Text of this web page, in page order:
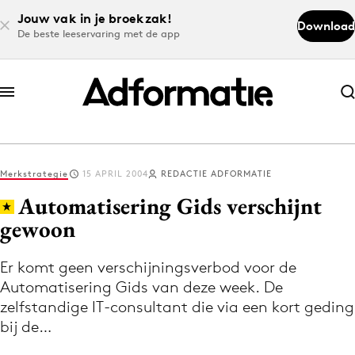
Jouw vak in je broekzak!
De beste leeservaring met de app
Download
Abonneer nu
Abonneer nu
Log in
Volg het laatste nieuws via de Adformatie
Nieuws app
Merkstrategie 15 APRIL 2004 REDACTIE ADFORMATIE
Automatisering Gids verschijnt
gewoon
Er komt geen verschijningsverbod voor de
Automatisering Gids van deze week. De
zelfstandige IT-consultant die via een kort geding
bij de…